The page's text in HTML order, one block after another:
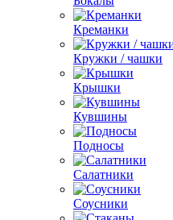
Креманки
Кружки / чашки
Крышки
Кувшины
Подносы
Салатники
Соусники